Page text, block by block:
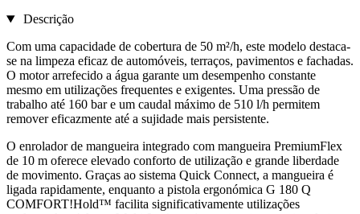
Descrição
Com uma capacidade de cobertura de 50 m²/h, este modelo destaca-
se na limpeza eficaz de automóveis, terraços, pavimentos e fachadas.
O motor arrefecido a água garante um desempenho constante
mesmo em utilizações frequentes e exigentes. Uma pressão de
trabalho até 160 bar e um caudal máximo de 510 l/h permitem
remover eficazmente até a sujidade mais persistente.
O enrolador de mangueira integrado com mangueira PremiumFlex
de 10 m oferece elevado conforto de utilização e grande liberdade
de movimento. Graças ao sistema Quick Connect, a mangueira é
ligada rapidamente, enquanto a pistola ergonómica G 180 Q
COMFORT!Hold™ facilita significativamente utilizações